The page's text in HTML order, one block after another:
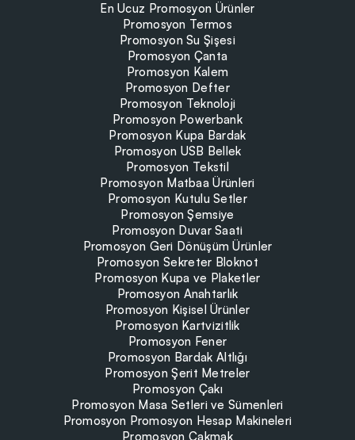
En Ucuz Promosyon Ürünler
Promosyon Termos
Promosyon Su Şişesi
Promosyon Çanta
Promosyon Kalem
Promosyon Defter
Promosyon Teknoloji
Promosyon Powerbank
Promosyon Kupa Bardak
Promosyon USB Bellek
Promosyon Tekstil
Promosyon Matbaa Ürünleri
Promosyon Kutulu Setler
Promosyon Şemsiye
Promosyon Duvar Saati
Promosyon Geri Dönüşüm Ürünler
Promosyon Sekreter Bloknot
Promosyon Kupa ve Plaketler
Promosyon Anahtarlık
Promosyon Kişisel Ürünler
Promosyon Kartvizitlik
Promosyon Fener
Promosyon Bardak Altlığı
Promosyon Şerit Metreler
Promosyon Çakı
Promosyon Masa Setleri ve Sümenleri
Promosyon Promosyon Hesap Makineleri
Promosyon Çakmak